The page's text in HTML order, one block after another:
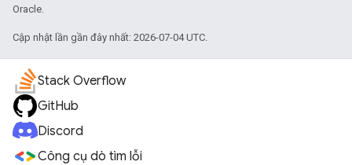
Oracle.
Cập nhật lần gần đây nhất: 2026-07-04 UTC.
Stack Overflow
GitHub
Discord
Công cụ dò tìm lỗi